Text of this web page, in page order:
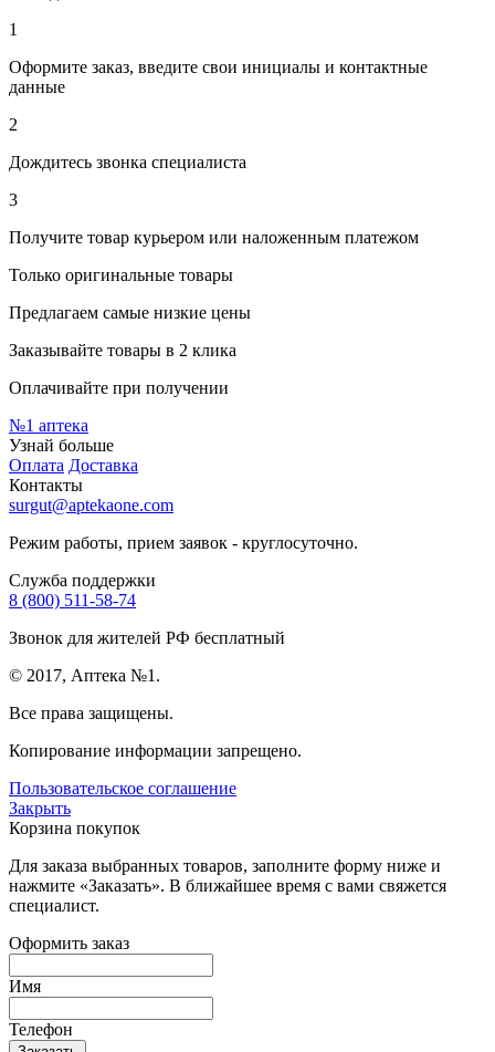
1
Оформите заказ, введите свои инициалы и контактные
данные
2
Дождитесь звонка специалиста
3
Получите товар курьером или наложенным платежом
Только оригинальные товары
Предлагаем самые низкие цены
Заказывайте товары в 2 клика
Оплачивайте при получении
№1 аптека
Узнай больше
Оплата Доставка
Контакты
surgut@aptekaone.com
Режим работы, прием заявок - круглосуточно.
Служба поддержки
8 (800) 511-58-74
Звонок для жителей РФ бесплатный
© 2017, Аптека №1.
Все права защищены.
Копирование информации запрещено.
Пользовательское соглашение
Закрыть
Корзина покупок
Для заказа выбранных товаров, заполните форму ниже и
нажмите «Заказать». В ближайшее время с вами свяжется
специалист.
Оформить заказ
Имя
Телефон